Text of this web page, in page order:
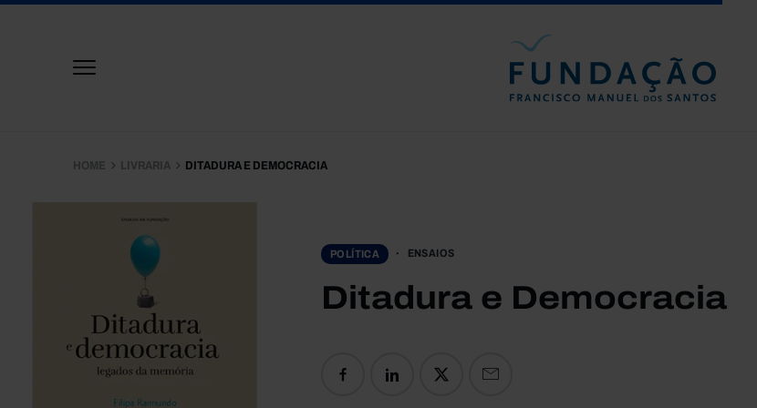
HOME LIVRARIA DITADURA E DEMOCRACIA
POLÍTICA ENSAIOS
Ditadura e Democracia